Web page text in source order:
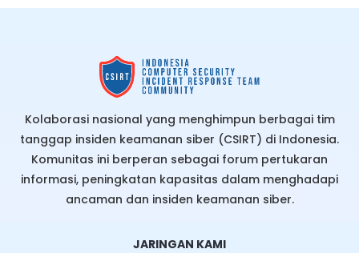
Kolaborasi nasional yang menghimpun berbagai tim
tanggap insiden keamanan siber (CSIRT) di Indonesia.
Komunitas ini berperan sebagai forum pertukaran
informasi, peningkatan kapasitas dalam menghadapi
ancaman dan insiden keamanan siber.
JARINGAN KAMI